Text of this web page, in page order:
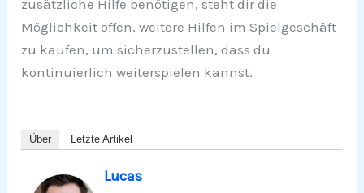
zusätzliche Hilfe benötigen, steht dir die
Möglichkeit offen, weitere Hilfen im Spielgeschäft
zu kaufen, um sicherzustellen, dass du
kontinuierlich weiterspielen kannst.
Über Letzte Artikel
Lucas